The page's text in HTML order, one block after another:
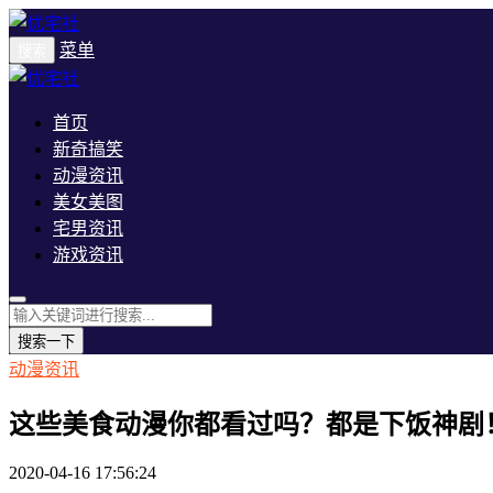
菜单
首页
新奇搞笑
动漫资讯
美女美图
宅男资讯
游戏资讯
搜索一下
动漫资讯
这些美食动漫你都看过吗？都是下饭神剧
2020-04-16 17:56:24